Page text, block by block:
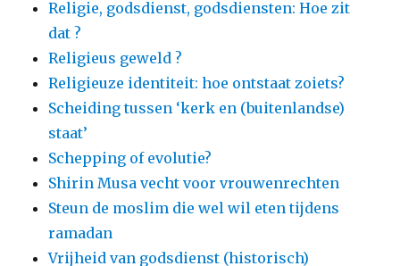
Religie, godsdienst, godsdiensten: Hoe zit
dat ?
Religieus geweld ?
Religieuze identiteit: hoe ontstaat zoiets?
Scheiding tussen ‘kerk en (buitenlandse)
staat’
Schepping of evolutie?
Shirin Musa vecht voor vrouwenrechten
Steun de moslim die wel wil eten tijdens
ramadan
Vrijheid van godsdienst (historisch)